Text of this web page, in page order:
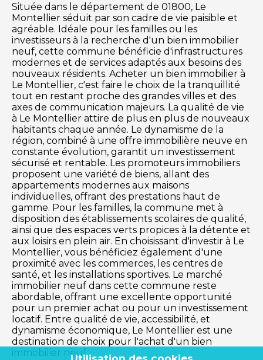
Située dans le département de 01800, Le
Montellier séduit par son cadre de vie paisible et
agréable. Idéale pour les familles ou les
investisseurs à la recherche d'un bien immobilier
neuf, cette commune bénéficie d'infrastructures
modernes et de services adaptés aux besoins des
nouveaux résidents. Acheter un bien immobilier à
Le Montellier, c'est faire le choix de la tranquillité
tout en restant proche des grandes villes et des
axes de communication majeurs. La qualité de vie
à Le Montellier attire de plus en plus de nouveaux
habitants chaque année. Le dynamisme de la
région, combiné à une offre immobilière neuve en
constante évolution, garantit un investissement
sécurisé et rentable. Les promoteurs immobiliers
proposent une variété de biens, allant des
appartements modernes aux maisons
individuelles, offrant des prestations haut de
gamme. Pour les familles, la commune met à
disposition des établissements scolaires de qualité,
ainsi que des espaces verts propices à la détente et
aux loisirs en plein air. En choisissant d'investir à Le
Montellier, vous bénéficiez également d'une
proximité avec les commerces, les centres de
santé, et les installations sportives. Le marché
immobilier neuf dans cette commune reste
abordable, offrant une excellente opportunité
pour un premier achat ou pour un investissement
locatif. Entre qualité de vie, accessibilité, et
dynamisme économique, Le Montellier est une
destination de choix pour l'achat d'un bien
immobilier neuf.